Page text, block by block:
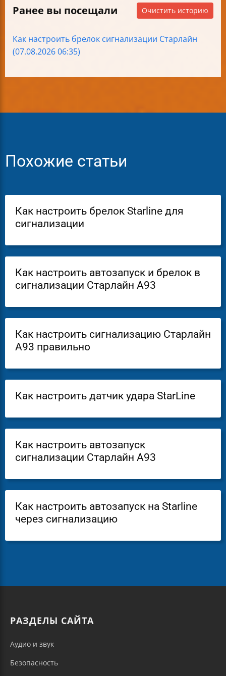
Ранее вы посещали Очистить историю
Как настроить брелок сигнализации Старлайн
(07.08.2026 06:35)
Похожие статьи
Как настроить брелок Starline для
сигнализации
Как настроить автозапуск и брелок в
сигнализации Старлайн А93
Как настроить сигнализацию Старлайн
А93 правильно
Как настроить датчик удара StarLine
Как настроить автозапуск
сигнализации Старлайн А93
Как настроить автозапуск на Starline
через сигнализацию
РАЗДЕЛЫ САЙТА
Аудио и звук
Безопасность